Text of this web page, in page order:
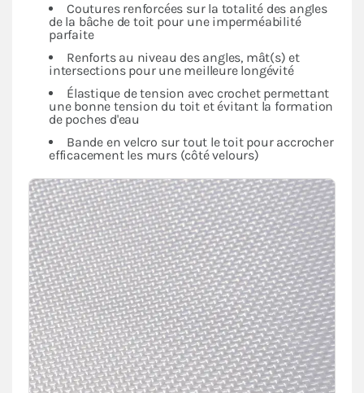
Coutures renforcées sur la totalité des angles
de la bâche de toit pour une imperméabilité
parfaite
Renforts au niveau des angles, mât(s) et
intersections pour une meilleure longévité
Élastique de tension avec crochet permettant
une bonne tension du toit et évitant la formation
de poches d'eau
Bande en velcro sur tout le toit pour accrocher
efficacement les murs (côté velours)